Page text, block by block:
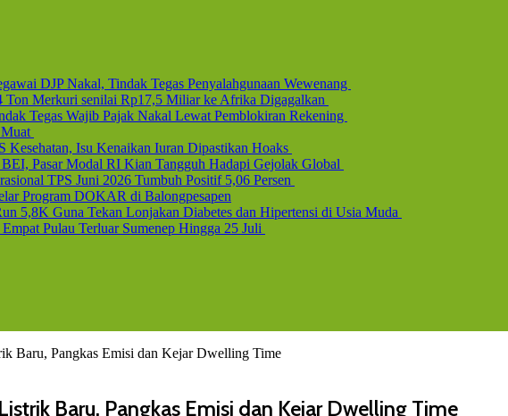
DJP Nakal, Tindak Tegas Penyalahgunaan Wewenang
Ton Merkuri senilai Rp17,5 Miliar ke Afrika Digagalkan
Tegas Wajib Pajak Nakal Lewat Pemblokiran Rekening
Kesehatan, Isu Kenaikan Iuran Dipastikan Hoaks
Pasar Modal RI Kian Tangguh Hadapi Gejolak Global
TPS Juni 2026 Tumbuh Positif 5,06 Persen
Program DOKAR di Balongpesapen
5,8K Guna Tekan Lonjakan Diabetes dan Hipertensi di Usia Muda
Pulau Terluar Sumenep Hingga 25 Juli
Baru, Pangkas Emisi dan Kejar Dwelling Time
Baru, Pangkas Emisi dan Kejar Dwelling Time